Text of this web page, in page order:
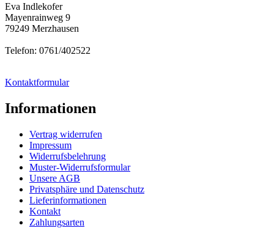
Eva Indlekofer
Mayenrainweg 9
79249 Merzhausen
Telefon: 0761/402522
Kontaktformular
Informationen
Vertrag widerrufen
Impressum
Widerrufsbelehrung
Muster-Widerrufsformular
Unsere AGB
Privatsphäre und Datenschutz
Lieferinformationen
Kontakt
Zahlungsarten